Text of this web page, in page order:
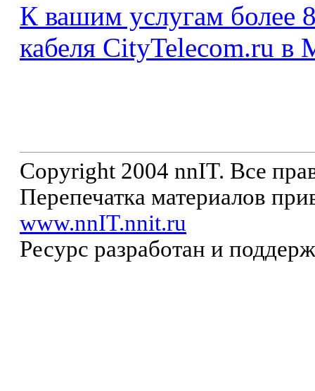
К вашим услугам более
кабеля CityTelecom.ru в
Copyright 2004 nnIT. Все
Перепечатка материалов
www.nnIT.nnit.ru
Ресурс разработан и